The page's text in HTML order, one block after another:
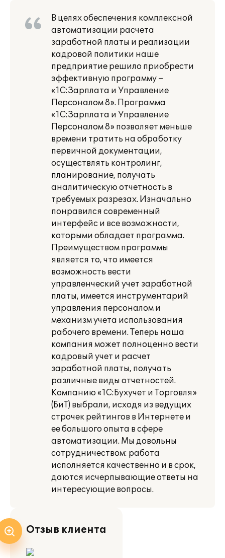
В целях обеспечения комплексной
автоматизации расчета
заработной платы и реализации
кадровой политики наше
предприятие решило приобрести
эффективную программу –
«1С:Зарплата и Управление
Персоналом 8». Программа
«1С:Зарплата и Управление
Персоналом 8» позволяет меньше
времени тратить на обработку
первичной документации,
осуществлять контролинг,
планирование, получать
аналитическую отчетность в
требуемых разрезах. Изначально
понравился современный
интерфейс и все возможности,
которыми обладает программа.
Преимуществом программы
является то, что имеется
возможность вести
управленческий учет заработной
платы, имеется инструментарий
управления персоналом и
механизм учета использования
рабочего времени. Теперь наша
компания может полноценно вести
кадровый учет и расчет
заработной платы, получать
различные виды отчетностей.
Компанию «1С:Бухучет и Торговля»
(БиТ) выбрали, исходя из ведущих
строчек рейтингов в Интернете и
ее большого опыта в сфере
автоматизации. Мы довольны
сотрудничеством: работа
исполняется качественно и в срок,
даются исчерпывающие ответы на
интересующие вопросы.
Отзыв клиента